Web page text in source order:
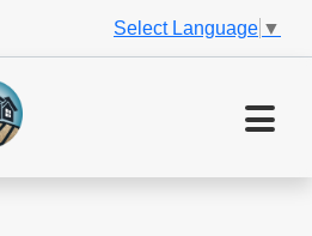
Select Language ▼